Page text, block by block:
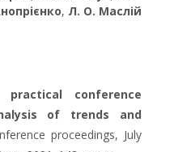
, Л. О. Маслій
conference
of trends and
proceedings, July